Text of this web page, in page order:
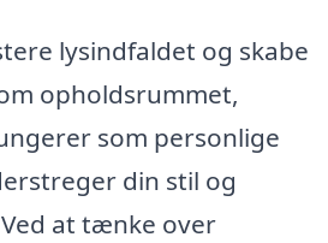
lysindfaldet og skabe
opholdsrummet,
som personlige
din stil og
at tænke over